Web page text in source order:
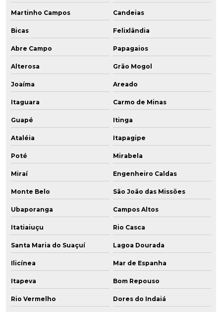
Martinho Campos Candeias
Bicas Felixlândia
Abre Campo Papagaios
Alterosa Grão Mogol
Joaíma Areado
Itaguara Carmo de Minas
Guapé Itinga
Ataléia Itapagipe
Poté Mirabela
Miraí Engenheiro Caldas
Monte Belo São João das Missões
Ubaporanga Campos Altos
Itatiaiuçu Rio Casca
Santa Maria do Suaçuí Lagoa Dourada
Ilicínea Mar de Espanha
Itapeva Bom Repouso
Rio Vermelho Dores do Indaiá